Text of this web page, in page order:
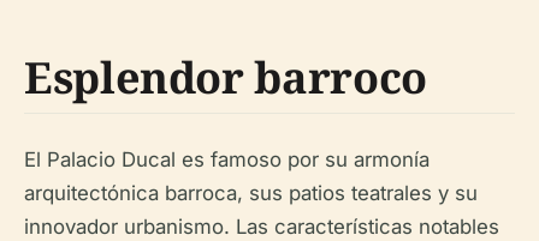
Esplendor barroco
El Palacio Ducal es famoso por su armonía
arquitectónica barroca, sus patios teatrales y su
innovador urbanismo. Las características notables